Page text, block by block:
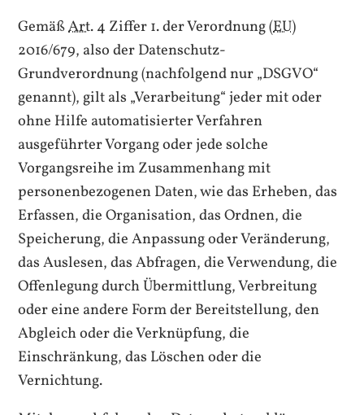
GemäßArt.4 Ziffer 1. der Verordnung (EU)
2016/679, also der Datenschutz-
Grundverordnung (nachfolgend nur „DSGVO“
genannt), gilt als „Verarbeitung“ jeder mit oder
ohne Hilfe automatisierter Verfahren
ausgeführter Vorgang oder jede solche
Vorgangsreihe im Zusammenhang mit
personenbezogenen Daten, wie das Erheben, das
Erfassen, die Organisation, das Ordnen, die
Speicherung, die Anpassung oder Veränderung,
das Auslesen, das Abfragen, die Verwendung, die
Offenlegung durch Übermittlung, Verbreitung
oder eine andere Form der Bereitstellung, den
Abgleich oder die Verknüpfung, die
Einschränkung, das Löschen oder die
Vernichtung.